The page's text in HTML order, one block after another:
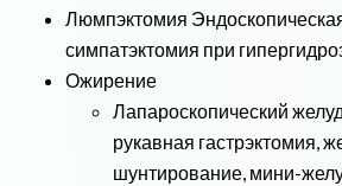
Люмпэктомия
симпатэктомия при
Ожирение
Лапароскопический
рукавная гастрэктомия,
шунтирование, мини-